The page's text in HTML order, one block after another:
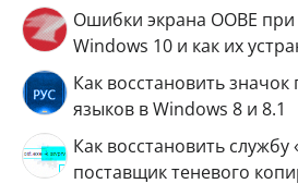
Ошибки экрана OOBE
Windows 10 и как их
Как восстановить
языков в Windows 8 и 8.1
Как восстановить
поставщик теневого